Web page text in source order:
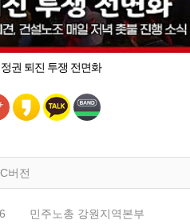
권 퇴진 투쟁 전면화
버전
민주노총 강원지역본부